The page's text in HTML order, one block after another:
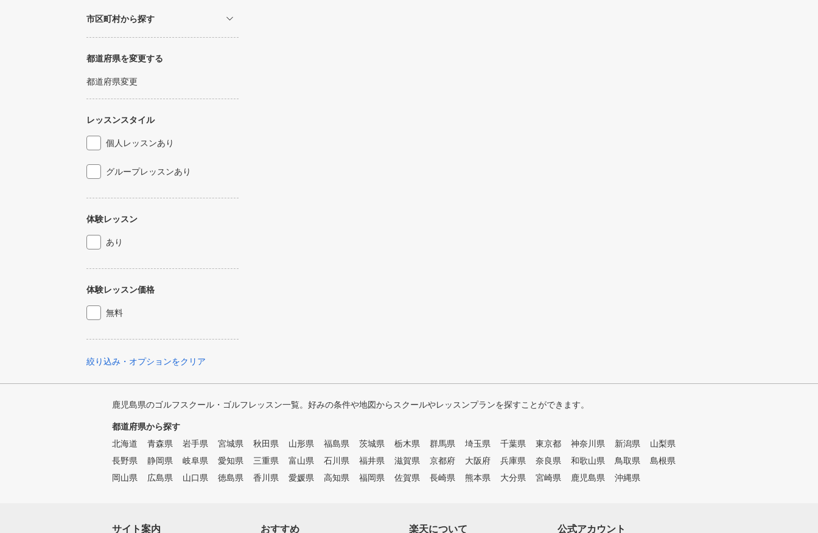
市区町村から探す
都道府県を変更する
都道府県変更
レッスンスタイル
個人レッスンあり
グループレッスンあり
体験レッスン
あり
体験レッスン価格
無料
絞り込み・オプションをクリア
鹿児島県のゴルフスクール・ゴルフレッスン一覧。好みの条件や地図からスクールやレッスンプランを探すことができます。
都道府県から探す
北海道
青森県 岩手県 宮城県 秋田県 山形県 福島県 茨城県 栃木県 群馬県 埼玉県 千葉県 東京都 神奈川県 新潟県
山梨県
長野県
静岡県 岐阜県 愛知県 三重県 富山県 石川県 福井県 滋賀県 京都府 大阪府 兵庫県 奈良県 和歌山県 鳥取県
島根県
岡山県
広島県 山口県 徳島県 香川県 愛媛県 高知県 福岡県 佐賀県 長崎県 熊本県 大分県 宮崎県 鹿児島県 沖縄県
サイト案内 おすすめ 楽天について 公式アカウント